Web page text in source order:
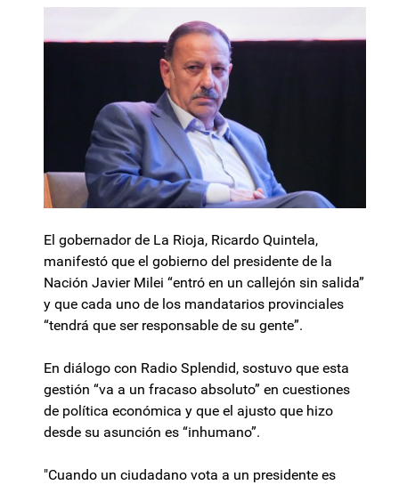
El gobernador de La Rioja, Ricardo Quintela,
manifestó que el gobierno del presidente de la
Nación Javier Milei “entró en un callejón sin salida”
y que cada uno de los mandatarios provinciales
“tendrá que ser responsable de su gente”.
En diálogo con Radio Splendid, sostuvo que esta
gestión “va a un fracaso absoluto” en cuestiones
de política económica y que el ajusto que hizo
desde su asunción es “inhumano”.
"Cuando un ciudadano vota a un presidente es